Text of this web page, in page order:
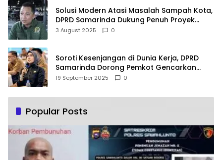
Solusi Modern Atasi Masalah Sampah Kota,
DPRD Samarinda Dukung Penuh Proyek
PLTSA
3 August 2025 0
Soroti Kesenjangan di Dunia Kerja, DPRD
Samarinda Dorong Pemkot Gencarkan
Pemberdayaan Perempuan
19 September 2025 0
Popular Posts